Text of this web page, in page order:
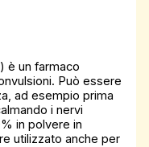
è un farmaco
Può essere
ad esempio prima
i nervi
in polvere in
utilizzato anche per